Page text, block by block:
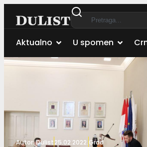
Aktualno U spomen
Autor:Dulist25.02.2022.Grad